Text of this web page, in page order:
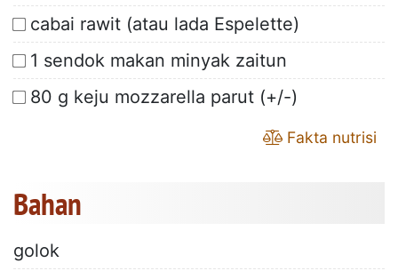
cabai rawit (atau lada Espelette)
1 sendok makan minyak zaitun
80 g keju mozzarella parut (+/-)
Fakta nutrisi
Bahan
golok